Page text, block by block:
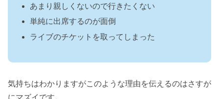
あまり親しくないので行きたくない
単純に出席するのが面倒
ライブのチケットを取ってしまった
気持ちはわかりますがこのような理由を伝えるのはさすが
にマズイです。